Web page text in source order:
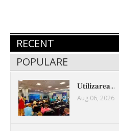
RECENT
POPULARE
𝐔𝐭𝐢𝐥𝐢𝐳𝐚𝐫𝐞𝐚...
Aug 06, 2026